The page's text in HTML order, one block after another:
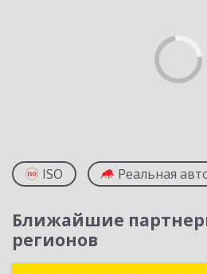
ISO Реальная
Ближайшие
регионов